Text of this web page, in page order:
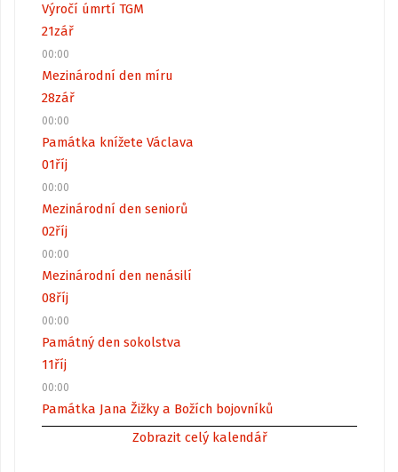
Výročí úmrtí TGM
21zář
00:00
Mezinárodní den míru
28zář
00:00
Památka knížete Václava
01říj
00:00
Mezinárodní den seniorů
02říj
00:00
Mezinárodní den nenásilí
08říj
00:00
Památný den sokolstva
11říj
00:00
Památka Jana Žižky a Božích bojovníků
Zobrazit celý kalendář